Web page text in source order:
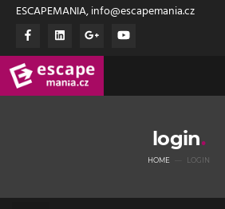
ESCAPEMANIA, info@escapemania.cz
login
HOME LOGIN